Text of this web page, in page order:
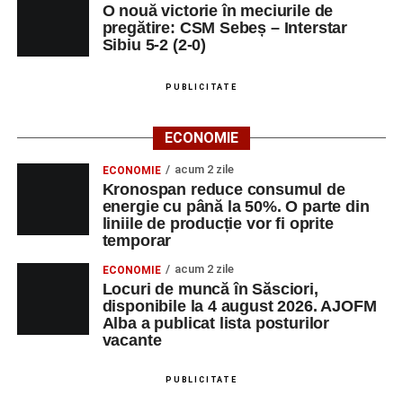
O nouă victorie în meciurile de
pregătire: CSM Sebeș – Interstar
Sibiu 5-2 (2-0)
PUBLICITATE
ECONOMIE
ECONOMIE acum 2 zile
Kronospan reduce consumul de
energie cu până la 50%. O parte din
liniile de producție vor fi oprite
temporar
ECONOMIE acum 2 zile
Locuri de muncă în Săsciori,
disponibile la 4 august 2026. AJOFM
Alba a publicat lista posturilor
vacante
PUBLICITATE